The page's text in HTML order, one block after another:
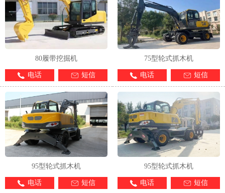
80履带挖掘机
电话 短信
75型轮式抓木机
电话 短信
95型轮式抓木机
电话 短信
95型轮式抓木机
电话 短信